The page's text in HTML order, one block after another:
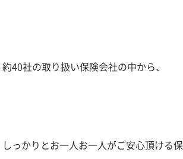
約40社の取り扱い保険会社の中から、
しっかりとお一人お一人がご安心頂ける